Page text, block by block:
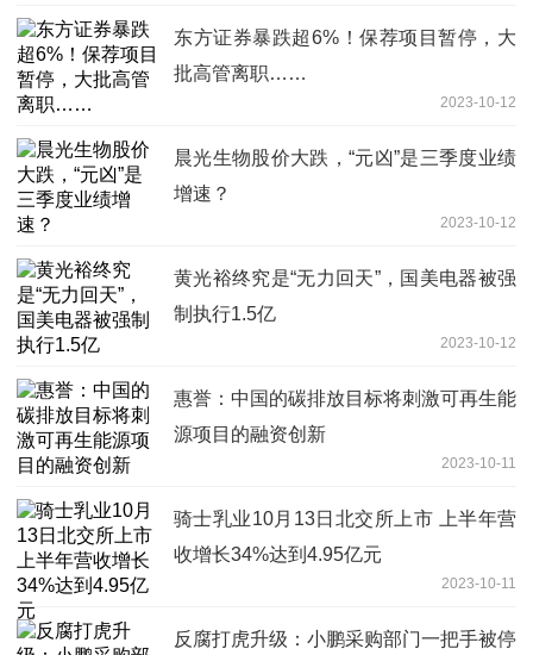
东方证券暴跌超6%！保荐项目暂停，大
批高管离职……
2023-10-12
晨光生物股价大跌，“元凶”是三季度业绩
增速？
2023-10-12
黄光裕终究是“无力回天”，国美电器被强
制执行1.5亿
2023-10-12
惠誉：中国的碳排放目标将刺激可再生能
源项目的融资创新
2023-10-11
骑士乳业10月13日北交所上市 上半年营
收增长34%达到4.95亿元
2023-10-11
反腐打虎升级：小鹏采购部门一把手被停